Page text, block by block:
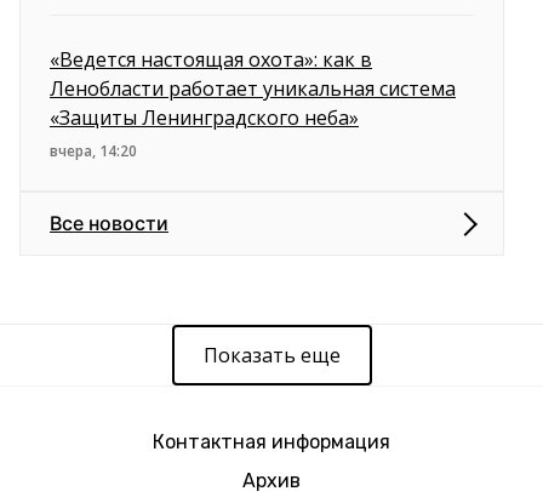
«Ведется настоящая охота»: как в
Ленобласти работает уникальная система
«Защиты Ленинградского неба»
вчера, 14:20
Все новости
Показать еще
Контактная информация
Архив